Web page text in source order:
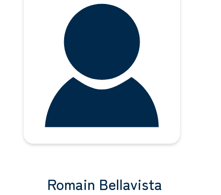
Romain Bellavista